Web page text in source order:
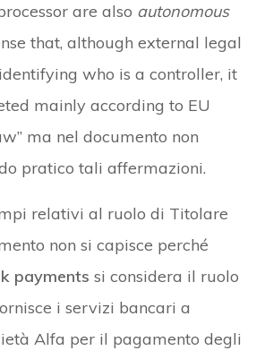
are also autonomous
that, although external legal
who is a controller, it
mainly according to EU
ma nel documento non
pratico tali affermazioni.
relativi al ruolo di Titolare
non si capisce perché
payments si considera il ruolo
i servizi bancari a
Alfa per il pagamento degli